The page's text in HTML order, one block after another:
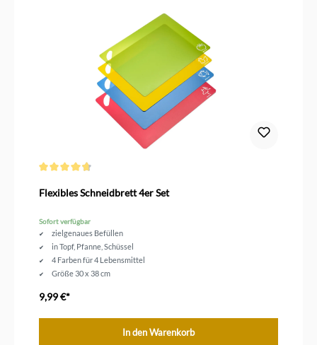
Flexibles Schneidbrett 4er Set
Sofort verfügbar
zielgenaues Befüllen
in Topf, Pfanne, Schüssel
4 Farben für 4 Lebensmittel
Größe 30 x 38 cm
9,99 €*
In den Warenkorb